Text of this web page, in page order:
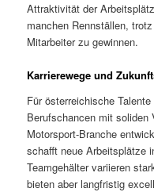
Attraktivität der
manchen Rennställen,
Mitarbeiter zu gewinnen.
Karrierewege und
Für österreichische
Berufschancen mit soliden
Motorsport-Branche
schafft neue Arbeitsplätze
Teamgehälter variieren
bieten aber langfristig